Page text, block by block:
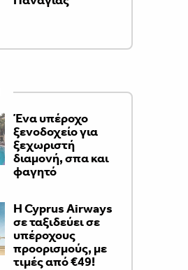
Ένα υπέροχο
ξενοδοχείο για
ξεχωριστή
διαμονή, σπα και
φαγητό
H Cyprus Airways
σε ταξιδεύει σε
υπέροχους
προορισμούς, με
τιμές από €49!